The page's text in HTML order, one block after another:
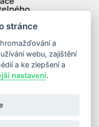
Group s.r.o.
49
7
stránce
a
webu, zajištění
a ke zlepšení a
nastavení.